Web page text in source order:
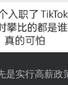
实行高薪政